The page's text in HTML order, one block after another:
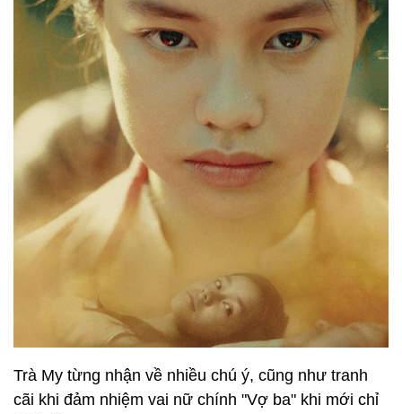
Trà My từng nhận về nhiều chú ý, cũng như tranh
cãi khi đảm nhiệm vai nữ chính "Vợ ba" khi mới chỉ